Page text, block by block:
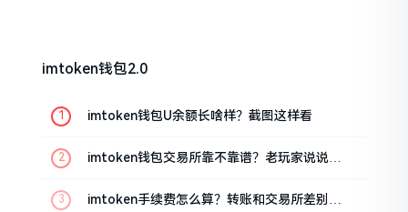
imtoken钱包2.0
imtoken钱包U余额长啥样？截图这样看
imtoken钱包交易所靠不靠谱？老玩家说说心
imtoken手续费怎么算？转账和交易所差别大